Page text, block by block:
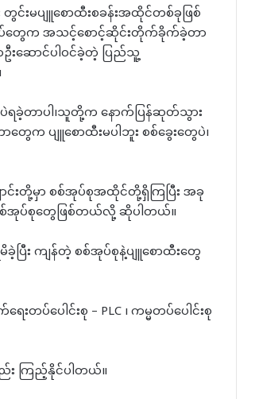
းမပျူစောထီးစခန်းအထိုင်တစ်ခုဖြစ်
တွေက အသင့်စောင့်ဆိုင်းတိုက်ခိုက်ခဲ့တာ
းဆောင်ပါဝင်ခဲ့တဲ့ ပြည်သူ့
တာပါ၊သူတို့က နောက်ပြန်ဆုတ်သွား
ပျူစောထီးမပါဘူး စစ်ခွေးတွေပဲ၊
ာင်းတို့မှာ စစ်အုပ်စုအထိုင်တို့ရှိကြပြီး အခု
စ်အုပ်စုတွေဖြစ်တယ်လို့ ဆိုပါတယ်။
း ကျန်တဲ့ စစ်အုပ်စုနဲ့ပျူစောထီးတွေ
ပေါင်းစု – PLC ၊ ကမ္မတပ်ပေါင်းစု
ကြည့်နိုင်ပါတယ်။